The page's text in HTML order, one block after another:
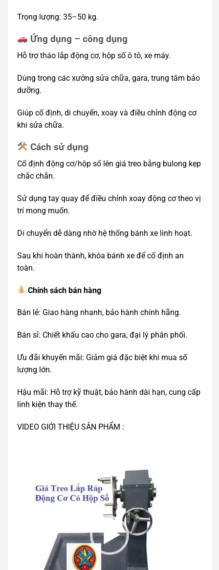
Trọng lượng: 35–50 kg.
Ứng dụng – công dụng
Hỗ trợ tháo lắp động cơ, hộp số ô tô, xe máy.
Dùng trong các xưởng sửa chữa, gara, trung tâm bảo
dưỡng.
Giúp cố định, di chuyển, xoay và điều chỉnh động cơ
khi sửa chữa.
Cách sử dụng
Cố định động cơ/hộp số lên giá treo bằng bulong kẹp
chắc chắn.
Sử dụng tay quay để điều chỉnh xoay động cơ theo vị
trí mong muốn.
Di chuyển dễ dàng nhờ hệ thống bánh xe linh hoạt.
Sau khi hoàn thành, khóa bánh xe để cố định an
toàn.
Chính sách bán hàng
Bán lẻ: Giao hàng nhanh, bảo hành chính hãng.
Bán sỉ: Chiết khấu cao cho gara, đại lý phân phối.
Ưu đãi khuyến mãi: Giảm giá đặc biệt khi mua số
lượng lớn.
Hậu mãi: Hỗ trợ kỹ thuật, bảo hành dài hạn, cung cấp
linh kiện thay thế.
VIDEO GIỚI THIỆU SẢN PHẨM :